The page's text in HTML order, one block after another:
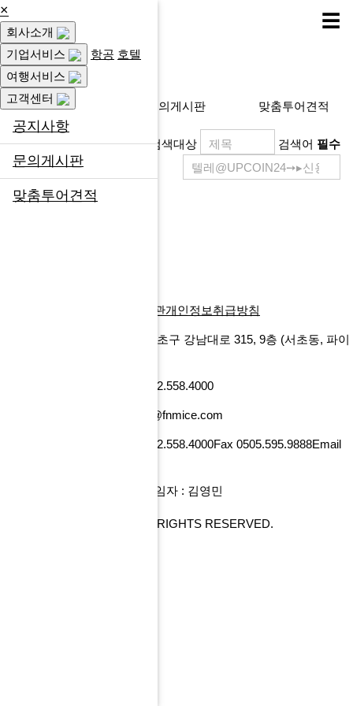
×
회사소개
기업서비스
항공 호텔
여행서비스
고객센터
공지사항
문의게시판
맞춤투어견적
☰
고객센터
공지사항 문의게시판 맞춤투어견적
검색대상 검색어 필수
제목
등록일
이용약관개인정보취급방침
서울특별시 서초구 강남대로 315, 9층 (서초동, 파이
Tel 02.558.4000
Email tour@fnmice.com
Tel 02.558.4000Fax 0505.595.9888Email
개인정보관리 책임자 : 김영민
COPYRIGHT© FNMICE. ALL RIGHTS RESERVED.